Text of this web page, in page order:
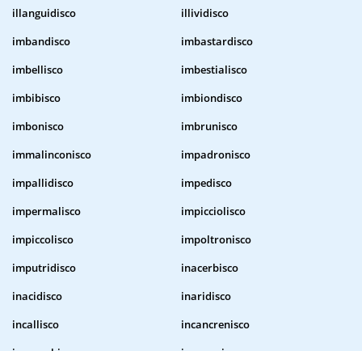
illanguidisco
illividisco
imbandisco
imbastardisco
imbellisco
imbestialisco
imbibisco
imbiondisco
imbonisco
imbrunisco
immalinconisco
impadronisco
impallidisco
impedisco
impermalisco
impicciolisco
impiccolisco
impoltronisco
imputridisco
inacerbisco
inacidisco
inaridisco
incallisco
incancrenisco